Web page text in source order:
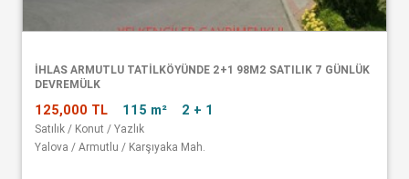
İHLAS ARMUTLU TATİLKÖYÜNDE 2+1 98M2 SATILIK 7 GÜNLÜK
DEVREMÜLK
125,000 TL 115 m² 2 + 1
Satılık / Konut / Yazlık
Yalova / Armutlu / Karşıyaka Mah.